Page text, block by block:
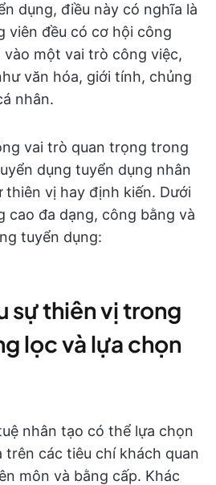
dụng, điều này có nghĩa là
viên đều có cơ hội công
một vai trò công việc,
văn hóa, giới tính, chủng
nhân.
vai trò quan trọng trong
dụng tuyển dụng nhân
thiên vị hay định kiến. Dưới
cao đa dạng, công bằng và
tuyển dụng:
sự thiên vị trong
lọc và lựa chọn
nhân tạo có thể lựa chọn
trên các tiêu chí khách quan
môn và bằng cấp. Khác